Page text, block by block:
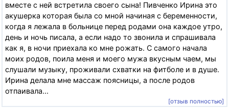
вместе с ней встретила своего сына! Пивченко Ирина это
акушерка которая была со мной начиная с беременности,
когда я лежала в больнице перед родами она каждое утро,
день и ночь писала, а если надо то звонила и спрашивала
как я, в ночи приехала ко мне рожать. С самого начала
моих родов, поила меня и моего мужа вкусным чаем, мы
слушали музыку, проживали схватки на фитболе и в душе.
Ирина делала мне массаж поясницы, а после родов
отпаивала...
[отзыв полностью]